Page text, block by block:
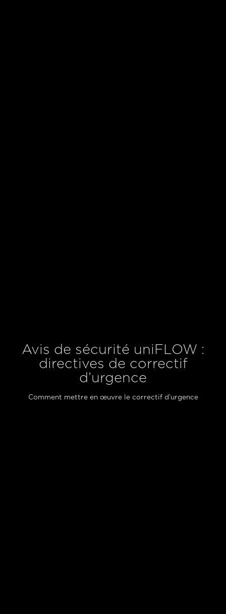
Avis de sécurité uniFLOW :
directives de correctif
d’urgence
Comment mettre en œuvre le correctif d’urgence